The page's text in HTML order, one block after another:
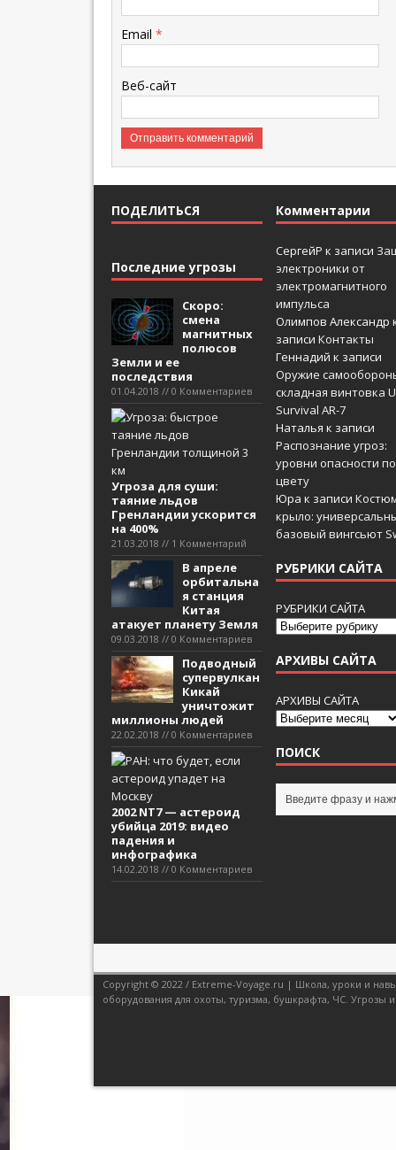
Email *
Веб-сайт
ПОДЕЛИТЬСЯ
Последние угрозы
Скоро:
смена
магнитных
полюсов
Земли и ее
последствия
01.04.2018 // 0 Комментариев
Угроза для суши:
таяние льдов
Гренландии ускорится
на 400%
21.03.2018 // 1 Комментарий
В апреле
орбитальна
я станция
Китая
атакует планету Земля
09.03.2018 // 0 Комментариев
Подводный
супервулкан
Кикай
уничтожит
миллионы людей
22.02.2018 // 0 Комментариев
2002 NT7 — астероид
убийца 2019: видео
падения и
инфографика
14.02.2018 // 0 Комментариев
Комментарии
СергейР к записи
электроники от
электромагнитного
импульса
Олимпов Александр
записи Контакты
Геннадий к записи
Оружие
складная винтовка
Survival AR-7
Наталья к записи
Распознание угроз:
уровни опасности по
цвету
Юра к записи
крыло:
базовый вингсьют
РУБРИКИ САЙТА
РУБРИКИ САЙТА
АРХИВЫ САЙТА
АРХИВЫ САЙТА
ПОИСК
Copyright © 2022 / Extreme-Voyage.ru | Школа, уроки и
оборудования для охоты, туризма, бушкрафта, ЧС. Угрозы